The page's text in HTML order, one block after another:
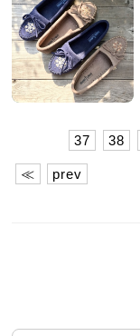
≪ prev
37 38